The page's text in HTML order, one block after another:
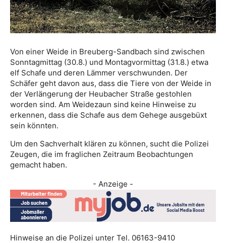
Von einer Weide in Breuberg-Sandbach sind zwischen
Sonntagmittag (30.8.) und Montagvormittag (31.8.) etwa
elf Schafe und deren Lämmer verschwunden. Der
Schäfer geht davon aus, dass die Tiere von der Weide in
der Verlängerung der Heubacher Straße gestohlen
worden sind. Am Weidezaun sind keine Hinweise zu
erkennen, dass die Schafe aus dem Gehege ausgebüxt
sein könnten.
Um den Sachverhalt klären zu können, sucht die Polizei
Zeugen, die im fraglichen Zeitraum Beobachtungen
gemacht haben.
- Anzeige -
Hinweise an die Polizei unter Tel. 06163-9410